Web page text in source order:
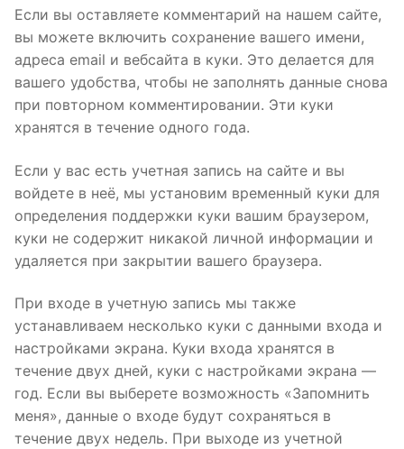
Если вы оставляете комментарий на нашем сайте,
вы можете включить сохранение вашего имени,
адреса email и вебсайта в куки. Это делается для
вашего удобства, чтобы не заполнять данные снова
при повторном комментировании. Эти куки
хранятся в течение одного года.
Если у вас есть учетная запись на сайте и вы
войдете в неё, мы установим временный куки для
определения поддержки куки вашим браузером,
куки не содержит никакой личной информации и
удаляется при закрытии вашего браузера.
При входе в учетную запись мы также
устанавливаем несколько куки с данными входа и
настройками экрана. Куки входа хранятся в
течение двух дней, куки с настройками экрана —
год. Если вы выберете возможность «Запомнить
меня», данные о входе будут сохраняться в
течение двух недель. При выходе из учетной